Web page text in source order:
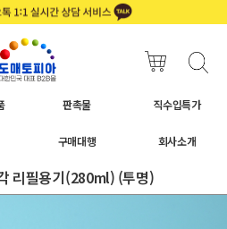
판촉물 직수입특가
구매대행 회사소개
리필용기(280ml) (투명)